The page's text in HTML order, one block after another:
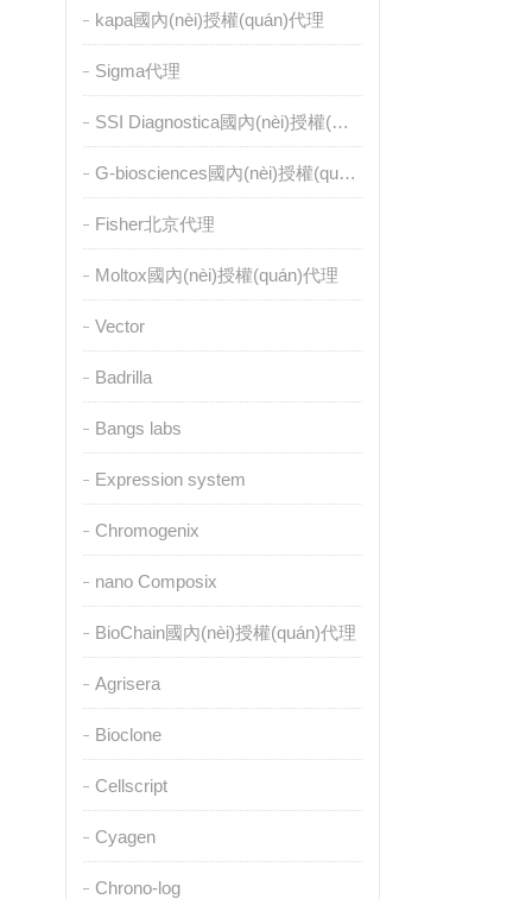
kapa國內(nèi)授權(quán)代理
Sigma代理
SSI Diagnostica國內(nèi)授權(quán)代理
G-biosciences國內(nèi)授權(quán)代理
Fisher北京代理
Moltox國內(nèi)授權(quán)代理
Vector
Badrilla
Bangs labs
Expression system
Chromogenix
nano Composix
BioChain國內(nèi)授權(quán)代理
Agrisera
Bioclone
Cellscript
Cyagen
Chrono-log